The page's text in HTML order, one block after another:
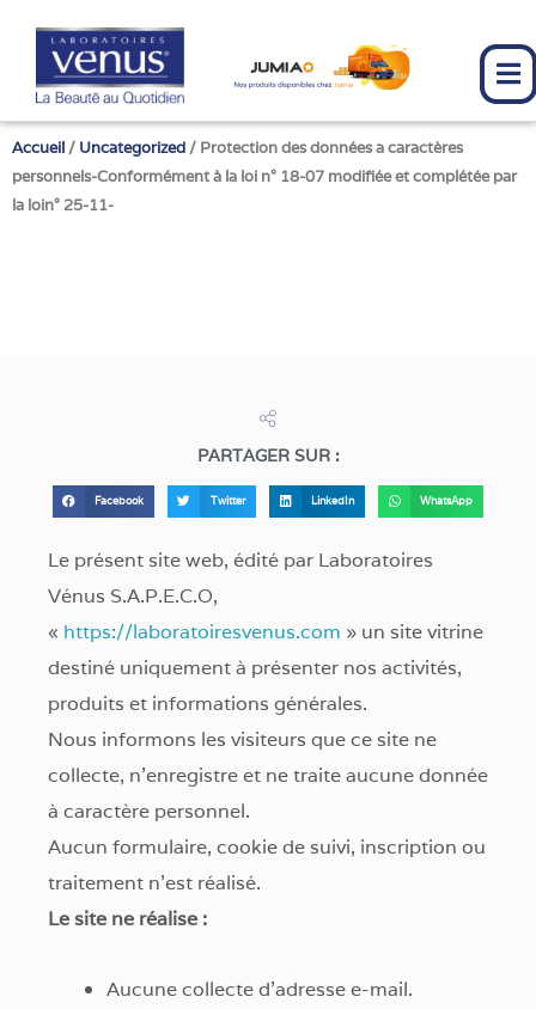
contenu
Accueil / Uncategorized / Protection des données a caractères
personnels-Conformément à la loi n° 18-07 modifiée et complétée par
la loin° 25-11-
PARTAGER SUR :
Facebook Twitter LinkedIn WhatsApp
Le présent site web, édité par Laboratoires
Vénus S.A.P.E.C.O,
« https://laboratoiresvenus.com » un site vitrine
destiné uniquement à présenter nos activités,
produits et informations générales.
Nous informons les visiteurs que ce site ne
collecte, n’enregistre et ne traite aucune donnée
à caractère personnel.
Aucun formulaire, cookie de suivi, inscription ou
traitement n’est réalisé.
Le site ne réalise :
Aucune collecte d’adresse e-mail.